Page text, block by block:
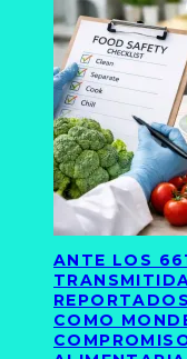
ANTE LOS
COMO